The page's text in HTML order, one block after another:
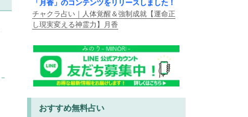
チャクラ占い｜人体覚醒＆強制成就【運命正
し現実変える神霊力】月香
おすすめ無料占い